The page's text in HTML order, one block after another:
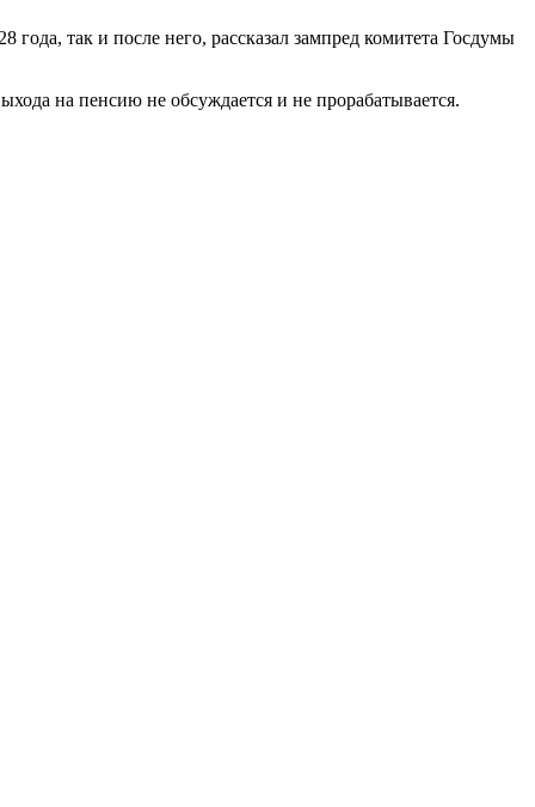
так и после него, рассказал зампред комитета Госдумы
на пенсию не обсуждается и не прорабатывается.